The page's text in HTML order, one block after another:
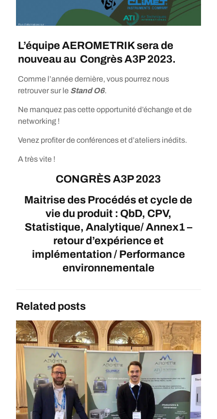
L’équipe AEROMETRIK sera de
nouveau au Congrès A3P 2023.
Comme l’année dernière, vous pourrez nous
retrouver sur le Stand O6.
Ne manquez pas cette opportunité d’échange et de
networking !
Venez profiter de conférences et d’ateliers inédits.
A très vite !
CONGRÈS A3P 2023
Maitrise des Procédés et cycle de
vie du produit : QbD, CPV,
Statistique, Analytique/ Annex1 –
retour d’expérience et
implémentation / Performance
environnementale
Related posts